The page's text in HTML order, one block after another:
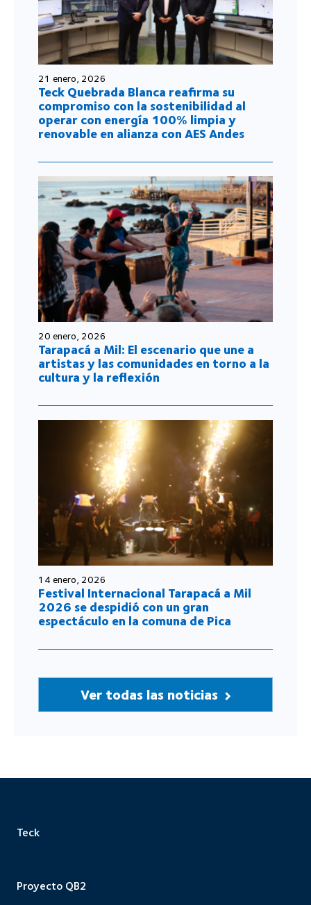
21 enero, 2026
Teck Quebrada Blanca reafirma su
compromiso con la sostenibilidad al
operar con energía 100% limpia y
renovable en alianza con AES Andes
20 enero, 2026
Tarapacá a Mil: El escenario que une a
artistas y las comunidades en torno a la
cultura y la reflexión
14 enero, 2026
Festival Internacional Tarapacá a Mil
2026 se despidió con un gran
espectáculo en la comuna de Pica
Ver todas las noticias
Teck
Proyecto QB2